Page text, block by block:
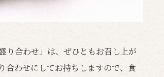
り合わせ」は、ぜひともお召し上が
合わせにしてお持ちしますので、食